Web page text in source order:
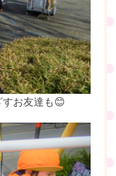
すお友達も😊